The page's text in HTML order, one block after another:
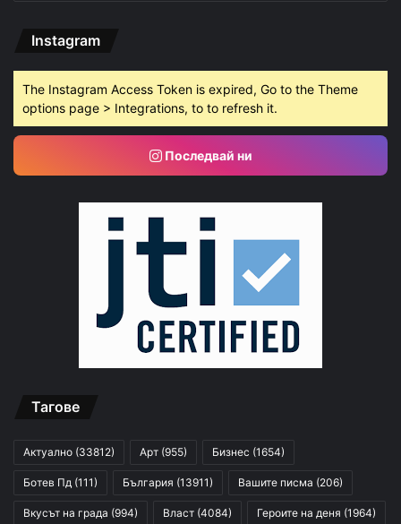
Instagram
The Instagram Access Token is expired, Go to the Theme
options page > Integrations, to to refresh it.
Последвай ни
Тагове
Актуално (33812) Арт (955) Бизнес (1654)
Ботев Пд (111) България (13911) Вашите писма (206)
Вкусът на града (994) Власт (4084) Героите на деня (1964)